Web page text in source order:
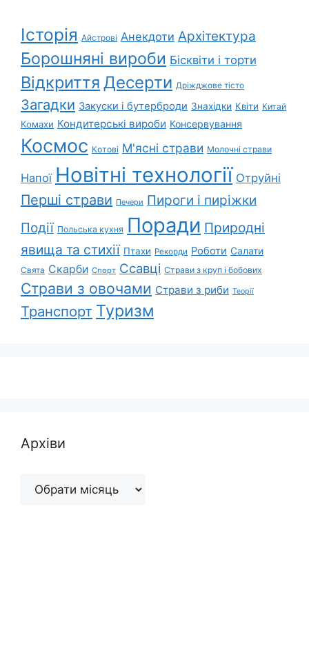
Історія Айстрові Анекдоти Архітектура
Борошняні вироби Бісквіти і торти
Відкриття Десерти Дріжджове тісто
Загадки Закуски і бутерброди Знахідки Квіти Китай
Комахи Кондитерські вироби Консервування
Космос Котові М'ясні страви Молочні страви
Напої Новітні технології Отруйні
Перші страви Печери Пироги і пиріжки
Події Польська кухня Поради Природні
явища та стихії Птахи Рекорди Роботи Салати
Свята Скарби Спорт Ссавці Страви з круп і бобових
Страви з овочами Страви з риби Теорії
Транспорт Туризм
Архіви
Архіви